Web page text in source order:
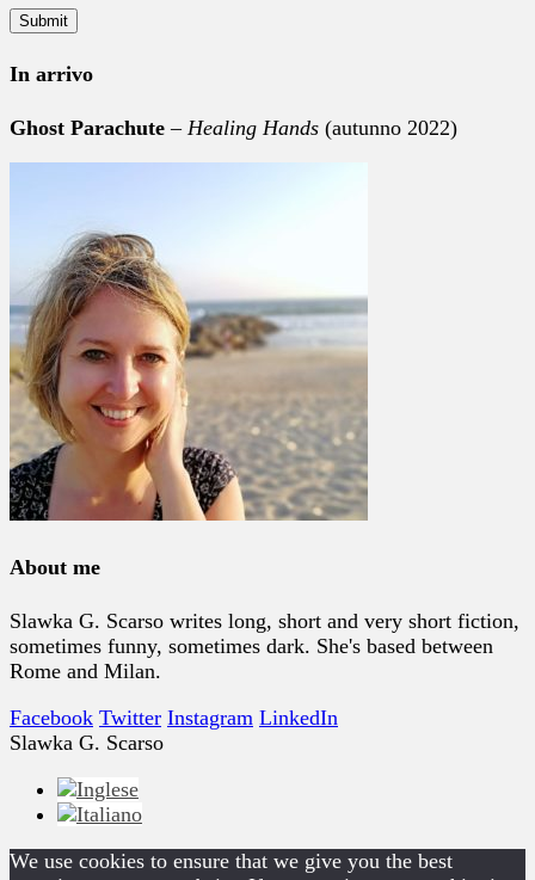
In arrivo
Ghost Parachute– Healing Hands (autunno 2022)
About me
Slawka G. Scarso writes long, short and very short fiction,
sometimes funny, sometimes dark. She's based between
Rome and Milan.
Facebook Twitter Instagram LinkedIn
Slawka G. Scarso
We use cookies to ensure that we give you the best